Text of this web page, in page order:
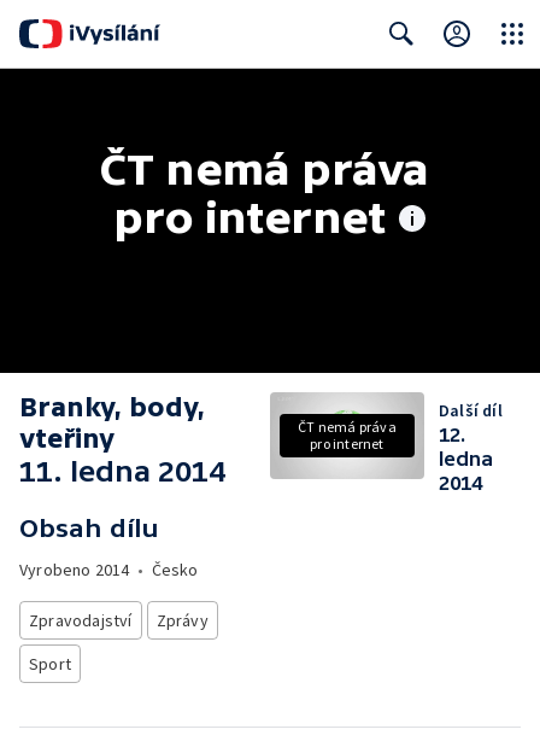
ČT nemá práva
pro internet
Branky, body,
vteřiny
11. ledna 2014
Obsah dílu
Vyrobeno 2014• Česko
Zpravodajství
Zprávy
Sport
ČT nemá práva
pro internet
Další díl
12.
ledna
2014